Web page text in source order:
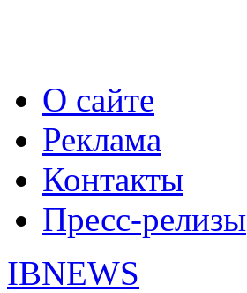
О сайте
Реклама
Контакты
Пресс-релизы
IBNEWS